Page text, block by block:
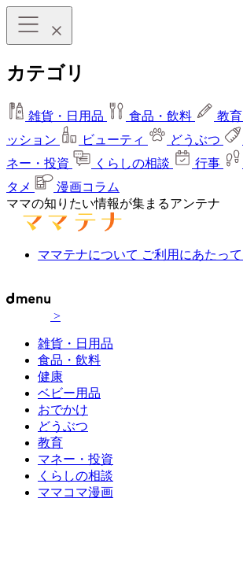
カテゴリ
雑貨・日用品 食品・飲料 教育
ッション
ビューティ どうぶつ
ネー・投資
くらしの相談 行事
タメ
漫画コラム
ママの知りたい情報が集まるアンテナ
ママテナについて ご利用にあたって
>
雑貨・日用品
食品・飲料
健康
ベビー用品
おでかけ
どうぶつ
教育
マネー・投資
くらしの相談
ママコマ漫画